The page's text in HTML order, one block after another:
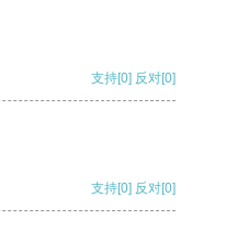
支持[0] 反对[0]
支持[0] 反对[0]